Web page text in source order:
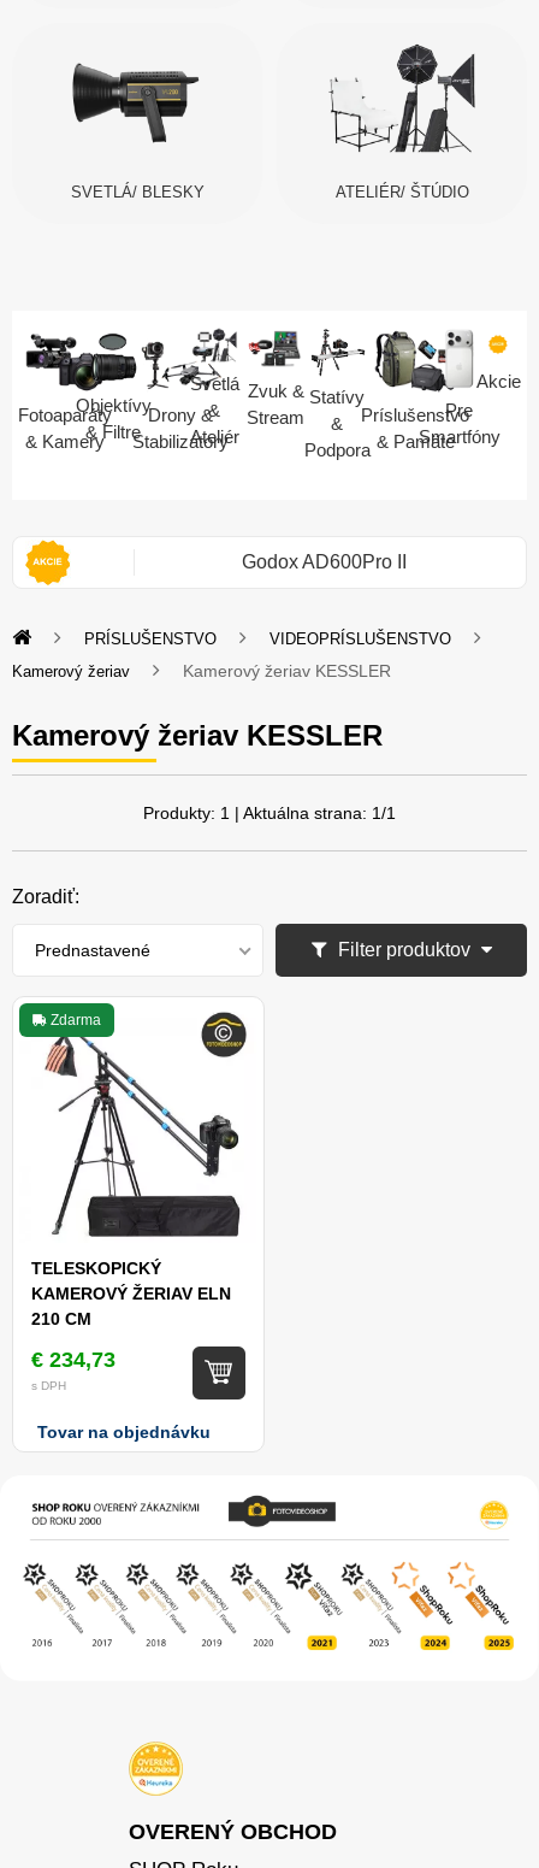
SVETLÁ/ BLESKY ATELIÉR/ ŠTÚDIO
Fotoaparáty
& Kamery
Objektívy
& Filtre
Drony &
Stabilizátory
Svetlá
&
Ateliér
Zvuk &
Stream
Statívy
&
Podpora
Príslušenstvo
& Pamäte
Pre
Smartfóny
Akcie
2S Godox AD600Pro II
PRÍSLUŠENSTVO
VIDEOPRÍSLUŠENSTVO
Kamerový žeriav
Kamerový žeriav KESSLER
Kamerový žeriav KESSLER
Produkty: 1 | Aktuálna strana: 1/1
Zoradiť:
Prednastavené Filter produktov
Zdarma
TELESKOPICKÝ
KAMEROVÝ ŽERIAV ELN
210 CM
€ 234,73
s DPH
Tovar na objednávku
OVERENÝ OBCHOD